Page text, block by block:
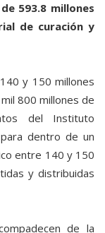
593.8 millones
de curación y
y 150 millones
800 millones de
del Instituto
dentro de un
entre 140 y 150
y distribuidas
de la